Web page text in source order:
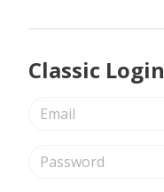
Classic Login